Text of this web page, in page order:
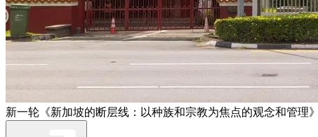
新一轮《新加坡的断层线：以种族和宗教为焦点的观念和管理